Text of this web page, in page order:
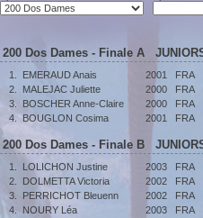
200 Dos Dames - Finale A
1.
EMERAUD Anais 2001 FRA
2. MALEJAC Juliette 2000 FRA
3. BOSCHER Anne-Claire 2000 FRA
4. BOUGLON Cosima 2001 FRA
200 Dos Dames - Finale B
1.
LOLICHON Justine 2003 FRA
2. DOLMETTA Victoria 2002 FRA
3. PERRICHOT Bleuenn 2002 FRA
4. NOURY Léa 2003 FRA